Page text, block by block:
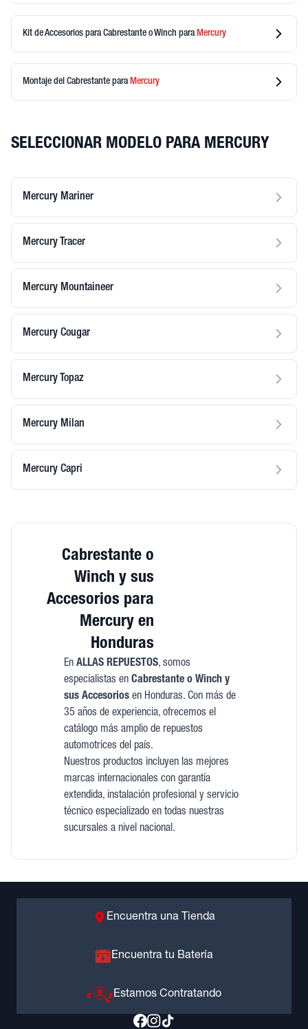
Kit de Accesorios para Cabrestante o Winch para Mercury
Montaje del Cabrestante para Mercury
SELECCIONAR MODELO PARA MERCURY
Mercury Mariner
Mercury Tracer
Mercury Mountaineer
Mercury Cougar
Mercury Topaz
Mercury Milan
Mercury Capri
Cabrestante o
Winch y sus
Accesorios para
Mercury en
Honduras
En ALLAS REPUESTOS, somos
especialistas en Cabrestante o Winch y
sus Accesoriosen Honduras. Con más de
35 años de experiencia, ofrecemos el
catálogo más amplio de repuestos
automotrices del país.
Nuestros productos incluyen las mejores
marcas internacionales con garantía
extendida, instalación profesional y servicio
técnico especializado en todas nuestras
sucursales a nivel nacional.
Encuentra una Tienda
Encuentra tu Batería
Estamos Contratando